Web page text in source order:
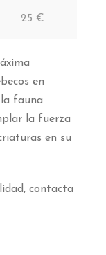
€
en
la fauna
la fuerza
en su
contacta